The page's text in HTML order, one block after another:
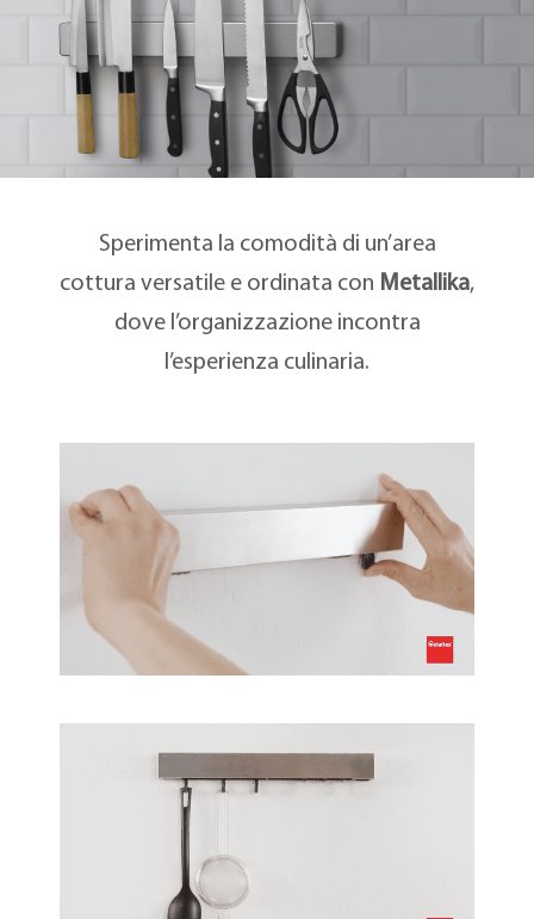
Sperimenta la comodità di un’area
cottura versatile e ordinata con Metallika,
dove l’organizzazione incontra
l’esperienza culinaria.